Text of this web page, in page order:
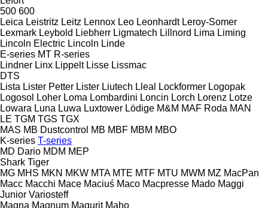
500 600
Leica Leistritz Leitz Lennox Leo Leonhardt Leroy-Somer
Lexmark Leybold Liebherr Ligmatech Lillnord Lima Liming
Lincoln Electric Lincoln Linde
E-series MT R-series
Lindner Linx Lippelt Lisse Lissmac
DTS
Lista Lister Petter Lister Liutech Lleal Lockformer Logopak
Logosol
Loher Loma Lombardini Loncin Lorch Lorenz Lotze
Lowara Luna Luwa Luxtower Lödige M&M MAF Roda MAN
LE TGM TGS TGX
MAS MB Dustcontrol MB MBF MBM MBO
K-series T-series
MD Dario MDM MEP
Shark Tiger
MG MHS MKN MKW MTA MTE MTF MTU MWM MZ MacPan
Macc Macchi Mace Maciuś Maco Macpresse Mado Maggi
Junior Variosteff
Magna Magnum Magurit Maho